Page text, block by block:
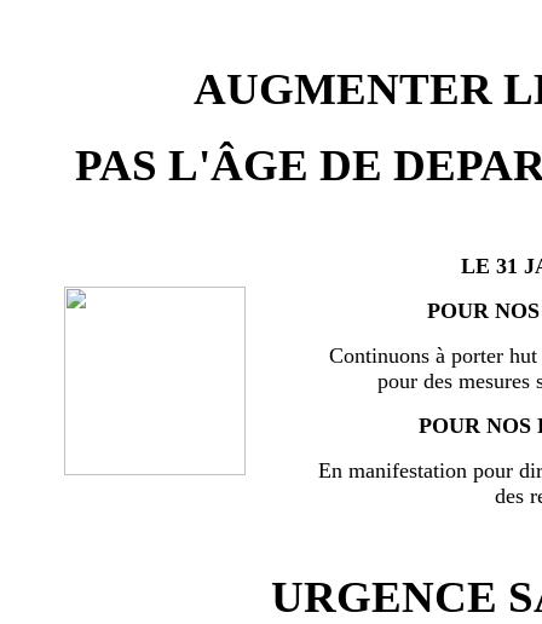
AUGMENTER
PAS L'ÂGE DE
LE 31
POUR
Continuons à porter
pour des mesures
POUR NOS
En manifestation pour
des
URGENCE